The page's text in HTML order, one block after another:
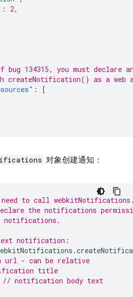
: 2,
bug 134315, you must declare
createNotification() as a web
:
[
对象创建通知：
to call
the notifications
notifications.
notification:
.
url - can be relative
title
// notification body text